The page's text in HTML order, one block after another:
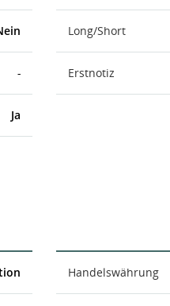
-
Ja
Long/Short
Erstnotiz
Handelswährung